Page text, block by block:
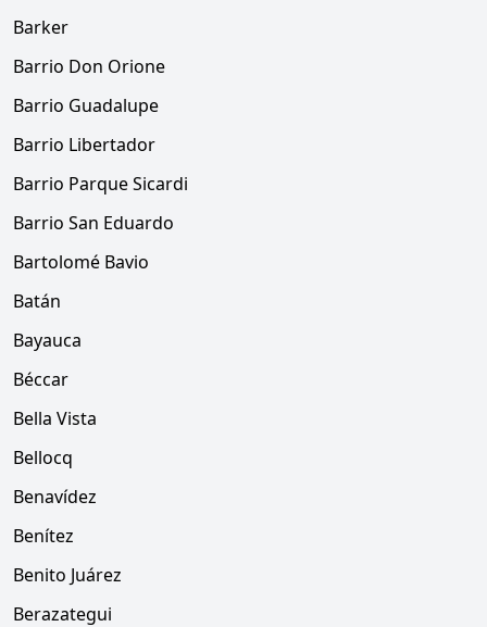
Barker
Barrio Don Orione
Barrio Guadalupe
Barrio Libertador
Barrio Parque Sicardi
Barrio San Eduardo
Bartolomé Bavio
Batán
Bayauca
Béccar
Bella Vista
Bellocq
Benavídez
Benítez
Benito Juárez
Berazategui